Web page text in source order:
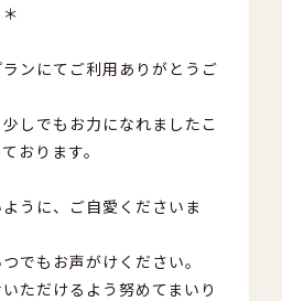
ンにてご利用ありがとうご
しでもお力になれましたこ
おります。
うに、ご自愛くださいま
でもお声がけください。
ただけるよう努めてまいり